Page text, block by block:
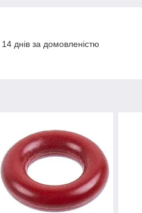
днів за домовленістю